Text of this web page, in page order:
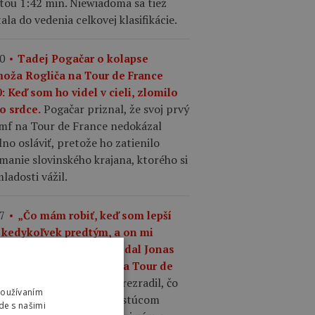
do vedenia celkovej klasifikácie.
Tadej Pogačar o kolapse
Rogliča na Tour de France
Keď som ho videl v cieli, zlomilo
srdce. Pogačar priznal, že svoj prvý
na Tour de France nedokázal
osláviť, pretože ho zatienilo
slovinského krajana, ktorého si
vážil.
„Čo mám robiť, keď som lepší
predtým, a on mi
tomu odíde?,“ povedal Jonas
o Pogačarovi na Tour de
Mattias Skjelmose prezradil, čo
Vingegaard o rastúcom
s našimi